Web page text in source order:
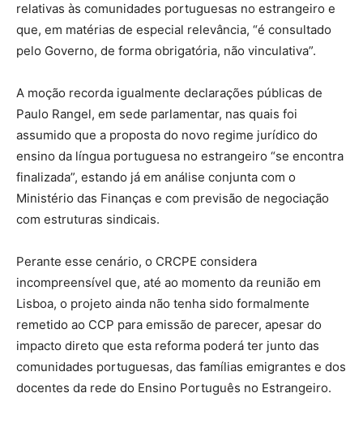
relativas às comunidades portuguesas no estrangeiro e
que, em matérias de especial relevância, “é consultado
pelo Governo, de forma obrigatória, não vinculativa”.
A moção recorda igualmente declarações públicas de
Paulo Rangel, em sede parlamentar, nas quais foi
assumido que a proposta do novo regime jurídico do
ensino da língua portuguesa no estrangeiro “se encontra
finalizada”, estando já em análise conjunta com o
Ministério das Finanças e com previsão de negociação
com estruturas sindicais.
Perante esse cenário, o CRCPE considera
incompreensível que, até ao momento da reunião em
Lisboa, o projeto ainda não tenha sido formalmente
remetido ao CCP para emissão de parecer, apesar do
impacto direto que esta reforma poderá ter junto das
comunidades portuguesas, das famílias emigrantes e dos
docentes da rede do Ensino Português no Estrangeiro.